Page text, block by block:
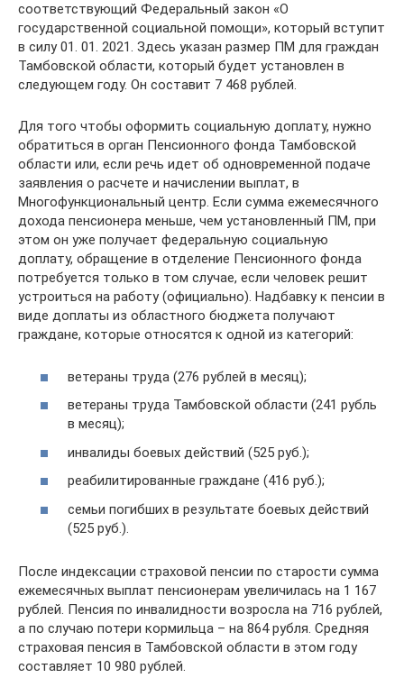
соответствующий Федеральный закон «О
государственной социальной помощи», который вступит
в силу 01. 01. 2021. Здесь указан размер ПМ для граждан
Тамбовской области, который будет установлен в
следующем году. Он составит 7 468 рублей.
Для того чтобы оформить социальную доплату, нужно
обратиться в орган Пенсионного фонда Тамбовской
области или, если речь идет об одновременной подаче
заявления о расчете и начислении выплат, в
Многофункциональный центр. Если сумма ежемесячного
дохода пенсионера меньше, чем установленный ПМ, при
этом он уже получает федеральную социальную
доплату, обращение в отделение Пенсионного фонда
потребуется только в том случае, если человек решит
устроиться на работу (официально). Надбавку к пенсии в
виде доплаты из областного бюджета получают
граждане, которые относятся к одной из категорий:
ветераны труда (276 рублей в месяц);
ветераны труда Тамбовской области (241 рубль
в месяц);
инвалиды боевых действий (525 руб.);
реабилитированные граждане (416 руб.);
семьи погибших в результате боевых действий
(525 руб.).
После индексации страховой пенсии по старости сумма
ежемесячных выплат пенсионерам увеличилась на 1 167
рублей. Пенсия по инвалидности возросла на 716 рублей,
а по случаю потери кормильца – на 864 рубля. Средняя
страховая пенсия в Тамбовской области в этом году
составляет 10 980 рублей.